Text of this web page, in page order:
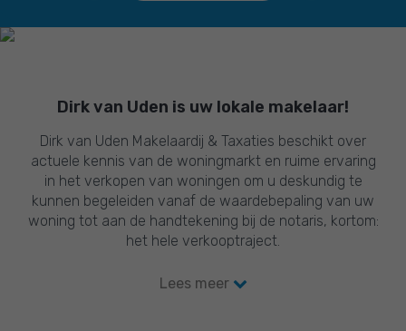
Altijd vriendelijk en behulpzaam. Wij hopen ons
huis ook via Dirk van Uden te kunnen kopen.
Dirk van Uden is uw lokale makelaar!
Dirk van Uden Makelaardij & Taxaties beschikt over
actuele kennis van de woningmarkt en ruime ervaring
in het verkopen van woningen om u deskundig te
kunnen begeleiden vanaf de waardebepaling van uw
woning tot aan de handtekening bij de notaris, kortom:
het hele verkooptraject.
Dirk van Uden biedt u een totaalpakket waarmee uw
Lees meer